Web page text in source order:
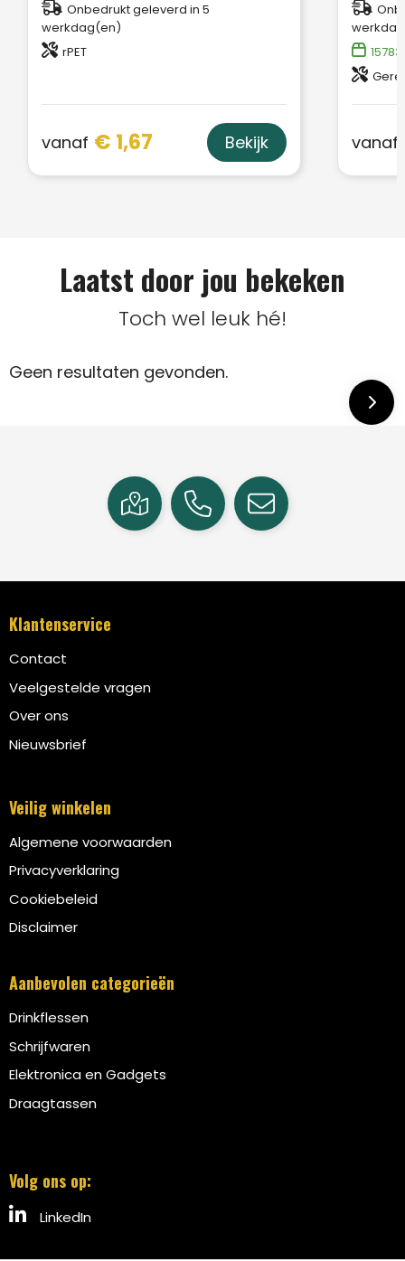
Onbedrukt geleverd in 5
werkdag(en)
rPET
vanaf € 1,67 Bekijk vanaf
Laatst door jou bekeken
Toch wel leuk hé!
Geen resultaten gevonden.
Klantenservice
Contact
Veelgestelde vragen
Over ons
Nieuwsbrief
Veilig winkelen
Algemene voorwaarden
Privacyverklaring
Cookiebeleid
Disclaimer
Aanbevolen categorieën
Drinkflessen
Schrijfwaren
Elektronica en Gadgets
Draagtassen
Volg ons op:
LinkedIn